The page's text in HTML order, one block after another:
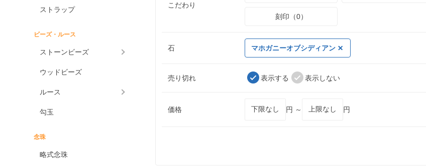
ストラップ
ビーズ・ルース
ストーンビーズ
ウッドビーズ
ルース
勾玉
念珠
略式念珠
こだわり
刻印（0）
石 マホガニーオブシディアン
売り切れ 表示する 表示しない
価格 円 ～ 円